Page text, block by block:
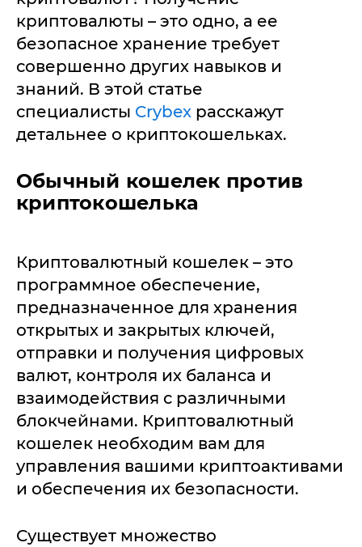
криптовалюты – это одно, а ее
безопасное хранение требует
совершенно других навыков и
знаний. В этой статье
специалисты Crybex расскажут
детальнее о криптокошельках.
Обычный кошелек против
криптокошелька
Криптовалютный кошелек – это
программное обеспечение,
предназначенное для хранения
открытых и закрытых ключей,
отправки и получения цифровых
валют, контроля их баланса и
взаимодействия с различными
блокчейнами. Криптовалютный
кошелек необходим вам для
управления вашими криптоактивами
и обеспечения их безопасности.
Существует множество